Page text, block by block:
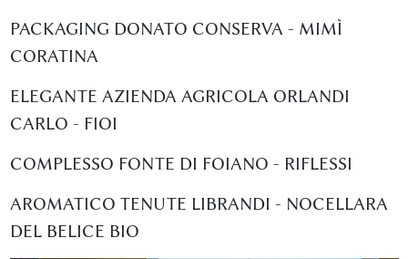
PACKAGING DONATO CONSERVA - MIMÌ
CORATINA
ELEGANTE AZIENDA AGRICOLA ORLANDI
CARLO - FIOI
COMPLESSO FONTE DI FOIANO - RIFLESSI
AROMATICO TENUTE LIBRANDI - NOCELLARA
DEL BELICE BIO